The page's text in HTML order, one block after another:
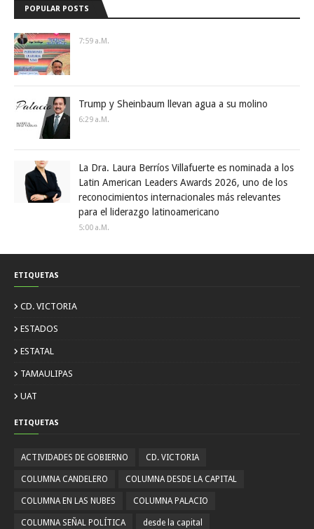
POPULAR POSTS
7:59 A.m.
Trump y Sheinbaum llevan agua a su molino
6:29 A.m.
La Dra. Laura Berríos Villafuerte es nominada a los
Latin American Leaders Awards 2026, uno de los
reconocimientos internacionales más relevantes
para el liderazgo latinoamericano
5:00 A.m.
ETIQUETAS
CD. VICTORIA
ESTADOS
ESTATAL
TAMAULIPAS
UAT
ETIQUETAS
ACTIVIDADES DE GOBIERNO CD. VICTORIA
COLUMNA CANDELERO COLUMNA DESDE LA CAPITAL
COLUMNA EN LAS NUBES COLUMNA PALACIO
COLUMNA SEÑAL POLÍTICA desde la capital